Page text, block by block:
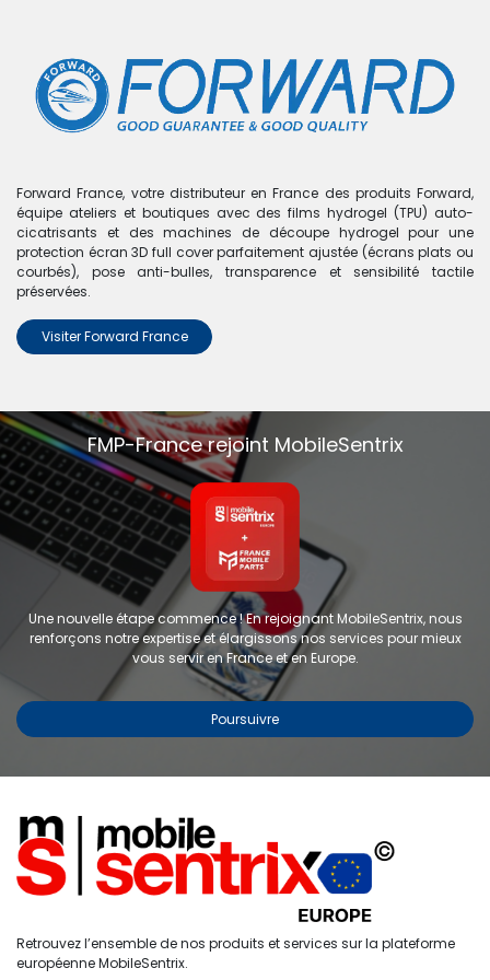
Étiquettes
Accueil Recherche
0
Compte
Boutique 0 articles trouvés.
Nous n'avons trouvé aucun
produit !
Aucun produit défini dans la catégorieMi Max 2.
Forward France, votre distributeur en France des produits Forward,
équipe ateliers et boutiques avec des films hydrogel (TPU) auto-
cicatrisants et des machines de découpe hydrogel pour une
protection écran 3D full cover parfaitement ajustée (écrans plats ou
courbés), pose anti-bulles, transparence et sensibilité tactile
préservées.
Visiter Forward France
FMP-France rejoint MobileSentrix
Une nouvelle étape commence ! En rejoignant MobileSentrix, nous
renforçons notre expertise et élargissons nos services pour mieux
vous servir en France et en Europe.
Poursuivre
Retrouvez l’ensemble de nos produits et services sur la plateforme
européenne MobileSentrix.
Copyright © 2024 FMP-France. Tous droits réservés